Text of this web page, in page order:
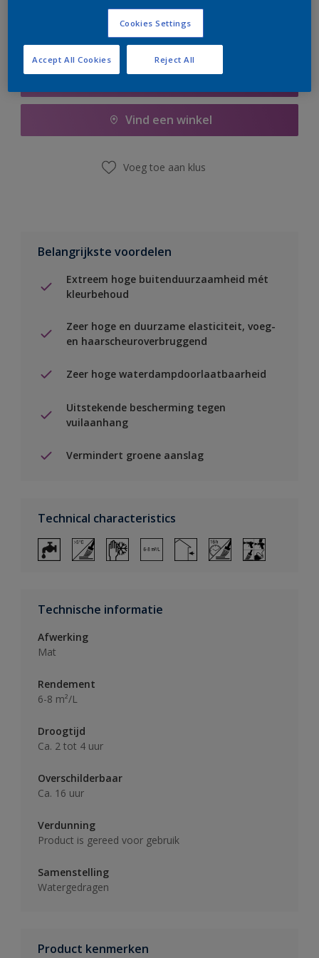
Vind een winkel
Voeg toe aan klus
Belangrijkste voordelen
Extreem hoge buitenduurzaamheid mét
kleurbehoud
Zeer hoge en duurzame elasticiteit, voeg-
en haarscheuroverbruggend
Zeer hoge waterdampdoorlaatbaarheid
Uitstekende bescherming tegen
vuilaanhang
Vermindert groene aanslag
Technical characteristics
Technische informatie
Afwerking
Mat
Rendement
6-8 m²/L
Droogtijd
Ca. 2 tot 4 uur
Overschilderbaar
Ca. 16 uur
Verdunning
Product is gereed voor gebruik
Samenstelling
Watergedragen
Product kenmerken
Cookies Settings
Reject All
Accept All Cookies